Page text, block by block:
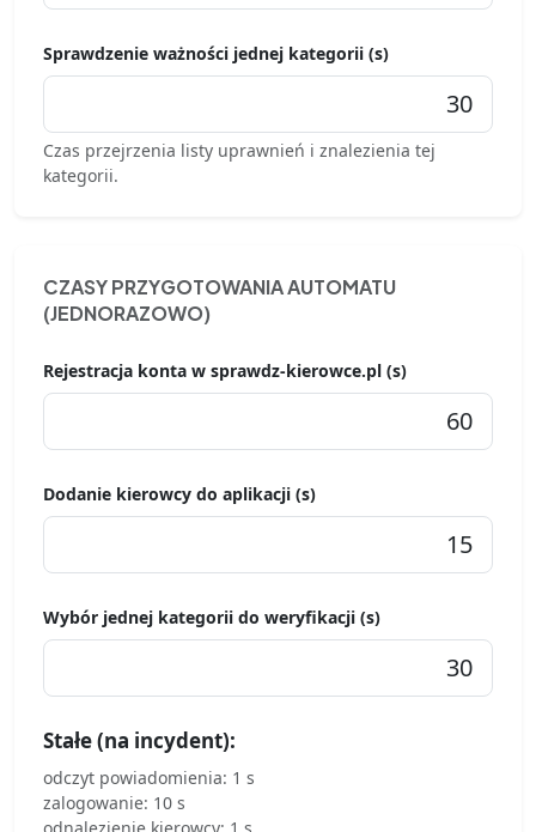
Sprawdzenie ważności jednej kategorii (s)
Czas przejrzenia listy uprawnień i znalezienia tej
kategorii.
CZASY PRZYGOTOWANIA AUTOMATU
(JEDNORAZOWO)
Rejestracja konta w sprawdz-kierowce.pl (s)
Dodanie kierowcy do aplikacji (s)
Wybór jednej kategorii do weryfikacji (s)
Stałe (na incydent):
odczyt powiadomienia: 1 s
zalogowanie: 10 s